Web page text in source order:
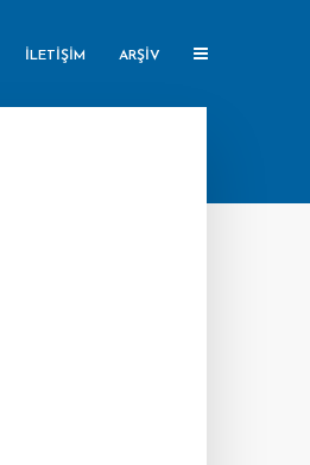
İLETIŞIM ARŞIV